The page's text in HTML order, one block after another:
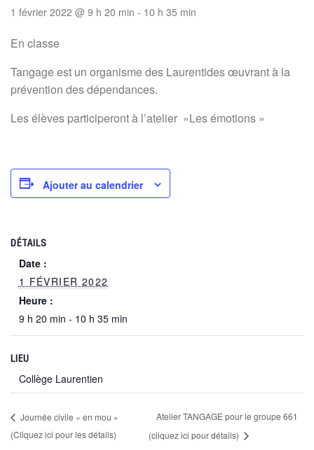
1 février 2022 @ 9 h 20 min - 10 h 35 min
En classe
Tangage est un organisme des Laurentides œuvrant à la
prévention des dépendances.
Les élèves participeront à l’atelier »Les émotions »
Ajouter au calendrier
DÉTAILS
Date :
1 FÉVRIER 2022
Heure :
9 h 20 min - 10 h 35 min
LIEU
Collège Laurentien
Journée civile « en mou »
(Cliquez ici pour les détails)
Atelier TANGAGE pour le groupe 661
(cliquez ici pour détails)